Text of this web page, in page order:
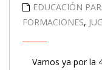
EDUCACIÓN
FORMACIONES,
Vamos ya por la